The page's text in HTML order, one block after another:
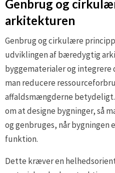
Genbrug og
arkitekturen
Genbrug og cirkulære
udviklingen af bæredygtig
byggematerialer og
man reducere
affaldsmængderne
om at designe bygninger, så
og genbruges, når bygningen
funktion.
Dette kræver en